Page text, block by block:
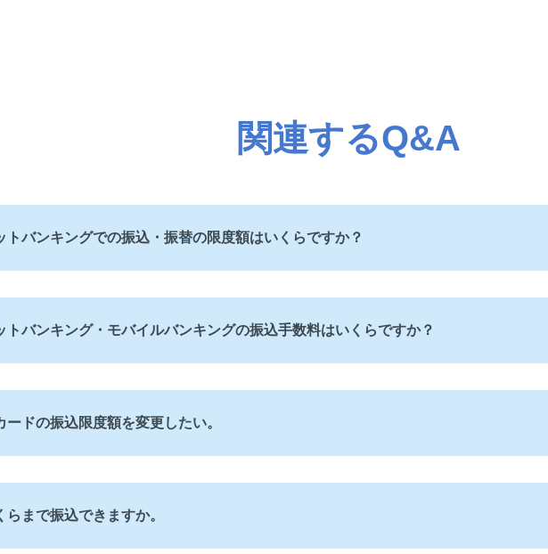
関連するQ&A
トバンキングでの振込・振替の限度額はいくらですか？
トバンキング・モバイルバンキングの振込手数料はいくらですか？
ードの振込限度額を変更したい。
らまで振込できますか。